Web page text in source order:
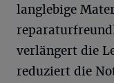
langlebige
verlängert die
reduziert die